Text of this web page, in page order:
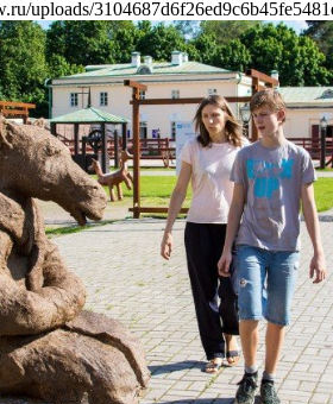
uploads/